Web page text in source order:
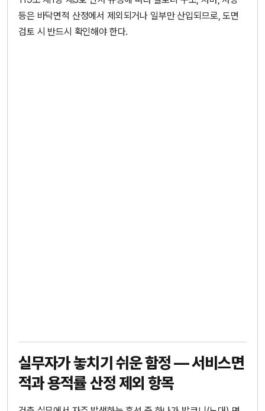
등은 바닥면적 산정에서 제외되거나 일부만 산입되므로, 도면
검토 시 반드시 확인해야 한다.
실무자가 놓치기 쉬운 함정 — 서비스면
적과 용적률 산정 제외 항목